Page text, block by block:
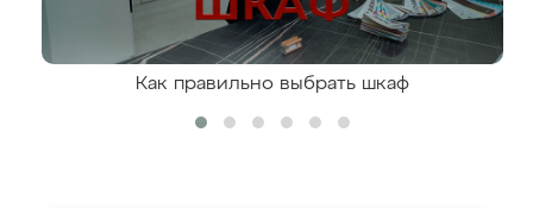
Как правильно выбрать шкаф